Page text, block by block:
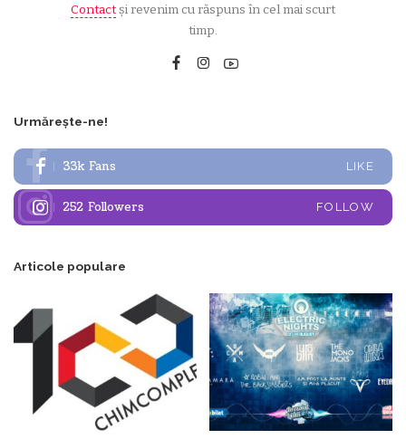
Contactși revenim cu răspuns în cel mai scurt
timp.
Urmărește-ne!
33k Fans LIKE
252 Followers FOLLOW
Articole populare